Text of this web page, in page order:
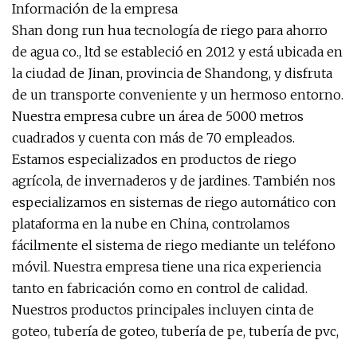
Información de la empresa
Shan dong run hua tecnología de riego para ahorro
de agua co., ltd se estableció en 2012 y está ubicada en
la ciudad de Jinan, provincia de Shandong, y disfruta
de un transporte conveniente y un hermoso entorno.
Nuestra empresa cubre un área de 5000 metros
cuadrados y cuenta con más de 70 empleados.
Estamos especializados en productos de riego
agrícola, de invernaderos y de jardines. También nos
especializamos en sistemas de riego automático con
plataforma en la nube en China, controlamos
fácilmente el sistema de riego mediante un teléfono
móvil. Nuestra empresa tiene una rica experiencia
tanto en fabricación como en control de calidad.
Nuestros productos principales incluyen cinta de
goteo, tubería de goteo, tubería de pe, tubería de pvc,